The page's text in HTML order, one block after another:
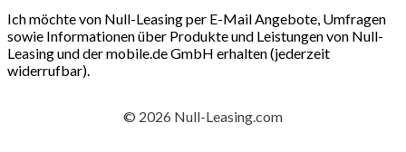
Ich möchte von Null-Leasing per E-Mail Angebote, Umfragen
sowie Informationen über Produkte und Leistungen von Null-
Leasing und der mobile.de GmbH erhalten (jederzeit
widerrufbar).
© 2026 Null-Leasing.com